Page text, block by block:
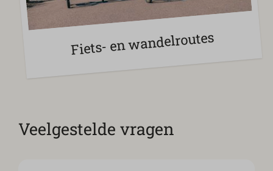
Fiets- en wandelroutes
Veelgestelde vragen